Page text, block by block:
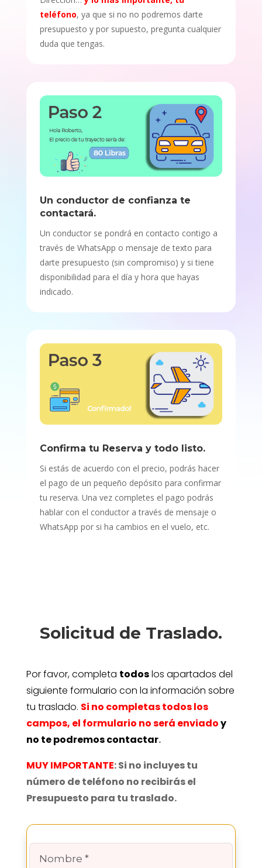
teléfono, ya que si no no podremos darte
presupuesto y por supuesto, pregunta cualquier
duda que tengas.
Un conductor de confianza te
contactará.
Un conductor se pondrá en contacto contigo a
través de WhatsApp o mensaje de texto para
darte presupuesto (sin compromiso) y si tiene
disponibilidad para el día y hora que hayas
indicado.
Confirma tu Reserva y todo listo.
Si estás de acuerdo con el precio, podrás hacer
el pago de un pequeño depósito para confirmar
tu reserva. Una vez completes el pago podrás
hablar con el conductor a través de mensaje o
WhatsApp por si ha cambios en el vuelo, etc.
Solicitud de Traslado.
Por favor, completa todoslos apartados del
siguiente formulario con la información sobre
tu traslado. Si no completas todos los
campos, el formulario no será enviadoy
no te podremos contactar.
MUY IMPORTANTE: Si no incluyes tu
número de teléfono no recibirás el
Presupuesto para tu traslado.